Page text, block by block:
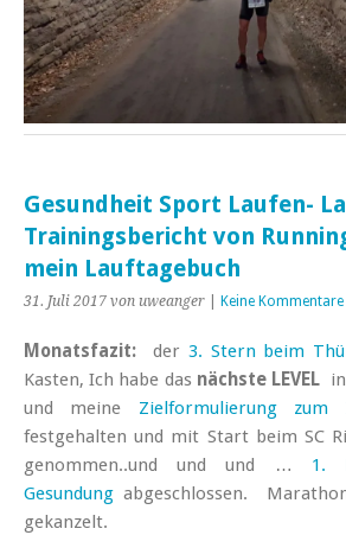
Gesundheit Sport Laufen-
Trainingsbericht von
mein Lauftagebuch
31. Juli 2017 von uweanger Keine Kommentare
Monatsfazit: der 3. Stern beim
Kasten, Ich habe das nächste LEVEL
und meine Zielformulierung zum
festgehalten und mit Start beim SC
genommen..und und und … 1.
Gesundung abgeschlossen.
gekanzelt.